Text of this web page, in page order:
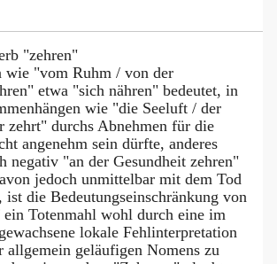
"zehren"
wie "vom Ruhm / von der
etwa "sich nähren" bedeutet, in
wie "die Seeluft / der
zehrt" durchs Abnehmen für die
angenehm sein dürfte, anderes
negativ "an der Gesundheit zehren"
jedoch unmittelbar mit dem Tod
ist die Bedeutungseinschränkung von
Totenmahl wohl durch eine im
lokale Fehlinterpretation
allgemein geläufigen Nomens zu